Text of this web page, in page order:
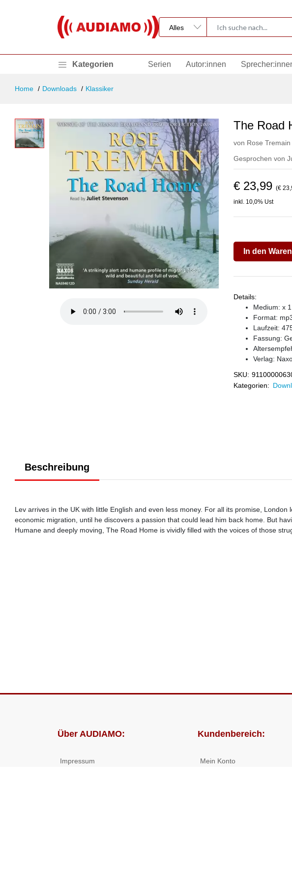
Kategorien Serien Autor:innen
Home Downloads Klassiker
The Road
von Rose Tremain
Gesprochen von
€ 23,99 (€
inkl. 10,0% Ust
In den
Details:
Medium: x
Format:
Laufzeit:
Fassung:
Verlag:
SKU:
Kategorien:
Beschreibung
Lev arrives in the UK with little English and even less money. For all its promise,
economic migration, until he discovers a passion that could lead him back home. But
Humane and deeply moving, The Road Home is vividly filled with the voices of those
Über AUDIAMO:
Impressum
Kundenbereich:
Mein Konto